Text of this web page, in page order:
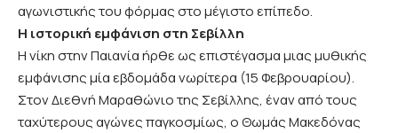
αγωνιστικής του φόρμας στο μέγιστο επίπεδο.
Η ιστορική εμφάνιση στη Σεβίλλη
Η νίκη στην Παιανία ήρθε ως επιστέγασμα μιας μυθικής
εμφάνισης μία εβδομάδα νωρίτερα (15 Φεβρουαρίου).
Στον Διεθνή Μαραθώνιο της Σεβίλλης, έναν από τους
ταχύτερους αγώνες παγκοσμίως, ο Θωμάς Μακεδόνας